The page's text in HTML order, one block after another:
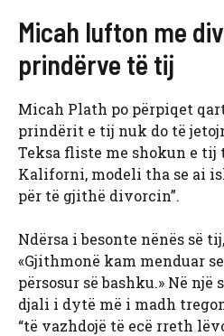
Micah lufton me
prindërve të tij
Micah Plath po përpiqet
prindërit e tij nuk do të
Teksa fliste me shokun e tij
Kaliforni, modeli tha se ai
për të gjithë divorcin”.
Ndërsa i besonte nënës së
«Gjithmonë kam menduar
përsosur së bashku.» Në
djali i dytë më i madh
“të vazhdojë të ecë rreth